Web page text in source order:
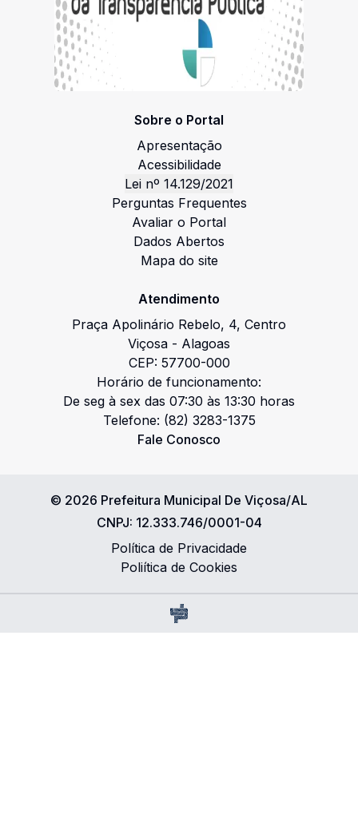
Sobre o Portal
Apresentação
Acessibilidade
Lei nº 14.129/2021
Perguntas Frequentes
Avaliar o Portal
Dados Abertos
Mapa do site
Atendimento
Praça Apolinário Rebelo, 4, Centro
Viçosa - Alagoas
CEP: 57700-000
Horário de funcionamento:
De seg à sex das 07:30 às 13:30 horas
Telefone: (82) 3283-1375
Fale Conosco
© 2026 Prefeitura Municipal De Viçosa/AL
CNPJ: 12.333.746/0001-04
Política de Privacidade
Poliítica de Cookies